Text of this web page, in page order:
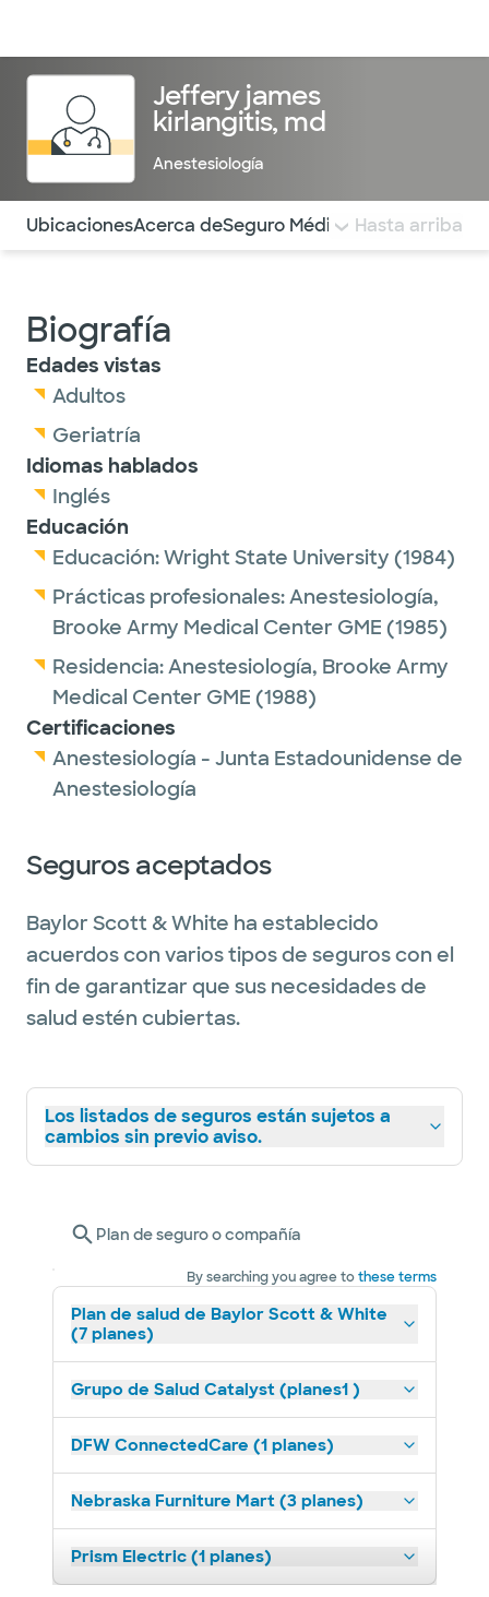
Jeffery james
kirlangitis, md
Anestesiología
Utilice esta navegación para saltar rápidamente a
UbicacionesAcerca deSeguro Médico COMENTARIOS
Hasta arriba
Biografía
Edades vistas
Adultos
Geriatría
Idiomas hablados
Inglés
Educación
Educación:Wright State University (1984)
Prácticas profesionales:Anestesiología,
Brooke Army Medical Center GME (1985)
Residencia:Anestesiología, Brooke Army
Medical Center GME (1988)
Certificaciones
Anestesiología - Junta Estadounidense de
Anestesiología
Seguros aceptados
Baylor Scott & White ha establecido
acuerdos con varios tipos de seguros con el
fin de garantizar que sus necesidades de
salud estén cubiertas.
Los listados de seguros están sujetos a
cambios sin previo aviso.
Plan de seguro o compañía
By searching you agree tothese terms
Plan de salud de Baylor Scott & White
(7 planes)
Grupo de Salud Catalyst (planes1 )
DFW ConnectedCare (1 planes)
Nebraska Furniture Mart (3 planes)
Prism Electric (1 planes)